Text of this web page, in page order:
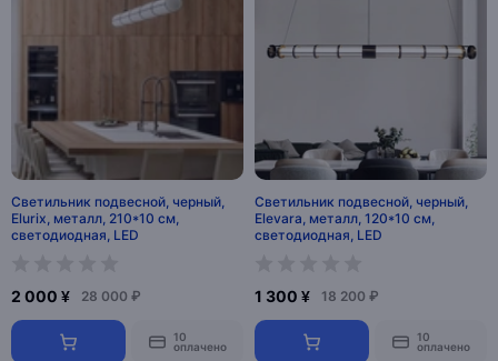
Светильник подвесной, черный,
Elurix, металл, 210*10 см,
светодиодная, LED
2 000 ¥ 28 000 ₽
10
оплачено
Светильник подвесной, черный,
Elevara, металл, 120*10 см,
светодиодная, LED
1 300 ¥ 18 200 ₽
10
оплачено